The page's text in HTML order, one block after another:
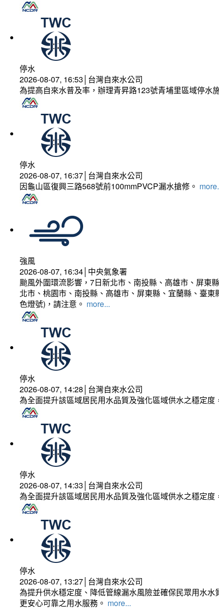
停水
2026-08-07, 16:53│台灣自來水公司
為提高自來水普及率，辦理青昇路123號青埔里區域停水
停水
2026-08-07, 16:37│台灣自來水公司
因龜山區復興三路568號前100mmPVCP漏水搶修。
強風
2026-08-07, 16:34│中央氣象署
颱風外圍環流影響，7日新北市、南投縣、高雄市、屏東
北市、桃園市、南投縣、高雄市、屏東縣、宜蘭縣、臺
色燈號)，請注意。 more...
停水
2026-08-07, 14:28│台灣自來水公司
為全面提升該區域居民用水品質及強化區域供水之穩定
停水
2026-08-07, 14:33│台灣自來水公司
為全面提升該區域居民用水品質及強化區域供水之穩定
停水
2026-08-07, 13:27│台灣自來水公司
為提升供水穩定度、降低管線漏水風險並確保民眾用水
更安心可靠之用水服務。 more...